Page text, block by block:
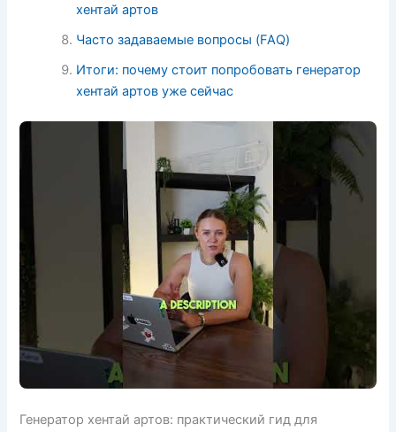
хентай артов
Часто задаваемые вопросы (FAQ)
Итоги: почему стоит попробовать генератор
хентай артов уже сейчас
Генератор хентай артов: практический гид для